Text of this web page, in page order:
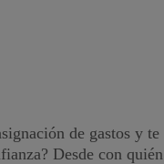
de gastos y
Desde con